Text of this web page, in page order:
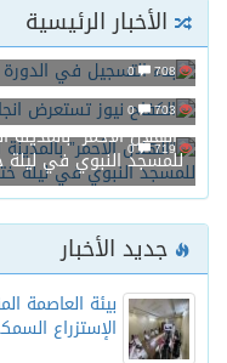
الأخبار الرئيسية
708
0
بدء التسجيل في الدورة الـ8 لمهرجان أفلام السعودية
703
0
الكفاح نيوز تستعرض انجازاتها خلال 3
719
0
“الهلال الأحمر”
للمسجد النبوي في ليلة
جديد الأخبار
بيئة العاصمة
الإستزراع